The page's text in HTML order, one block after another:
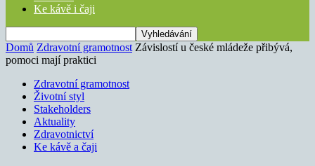
Ke kávě i čaji
Domů Zdravotní gramotnost Závislostí u české mládeže přibývá,
pomoci mají praktici
Zdravotní gramotnost
Životní styl
Stakeholders
Aktuality
Zdravotnictví
Ke kávě a čaji